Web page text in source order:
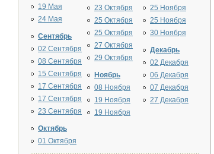
19 Мая
24 Мая
Сентябрь
02 Сентября
08 Сентября
15 Сентября
17 Сентября
17 Сентября
23 Сентября
Октябрь
01 Октября
23 Октября
25 Октября
25 Октября
27 Октября
29 Октября
Ноябрь
08 Ноября
19 Ноября
19 Ноября
25 Ноября
25 Ноября
30 Ноября
Декабрь
02 Декабря
06 Декабря
07 Декабря
27 Декабря